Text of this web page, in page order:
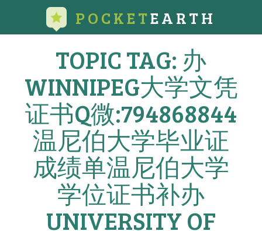
POCKETEARTH
TOPIC TAG: 办
WINNIPEG大学文凭
证书Q微:794868844
温尼伯大学毕业证
成绩单温尼伯大学
学位证书补办
UNIVERSITY OF